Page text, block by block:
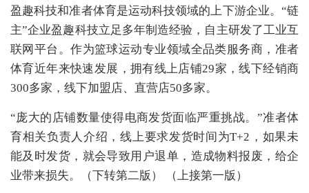
盈趣科技和准者体育是运动科技领域的上下游企业。“链
主”企业盈趣科技立足多年制造经验，自主研发了工业互
联网平台。作为篮球运动专业领域全品类服务商，准者
体育近年来快速发展，拥有线上店铺29家，线下经销商
300多家，线下加盟店、直营店50多家。
“庞大的店铺数量使得电商发货面临严重挑战。”准者体
育相关负责人介绍，线上要求发货时间为T+2，如果未
能及时发货，就会导致用户退单，造成物料报废，给企
业带来损失。（下转第二版） （上接第一版）